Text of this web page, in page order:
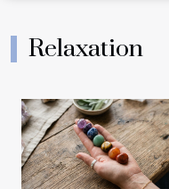
nicotine en
Europe
Relaxation